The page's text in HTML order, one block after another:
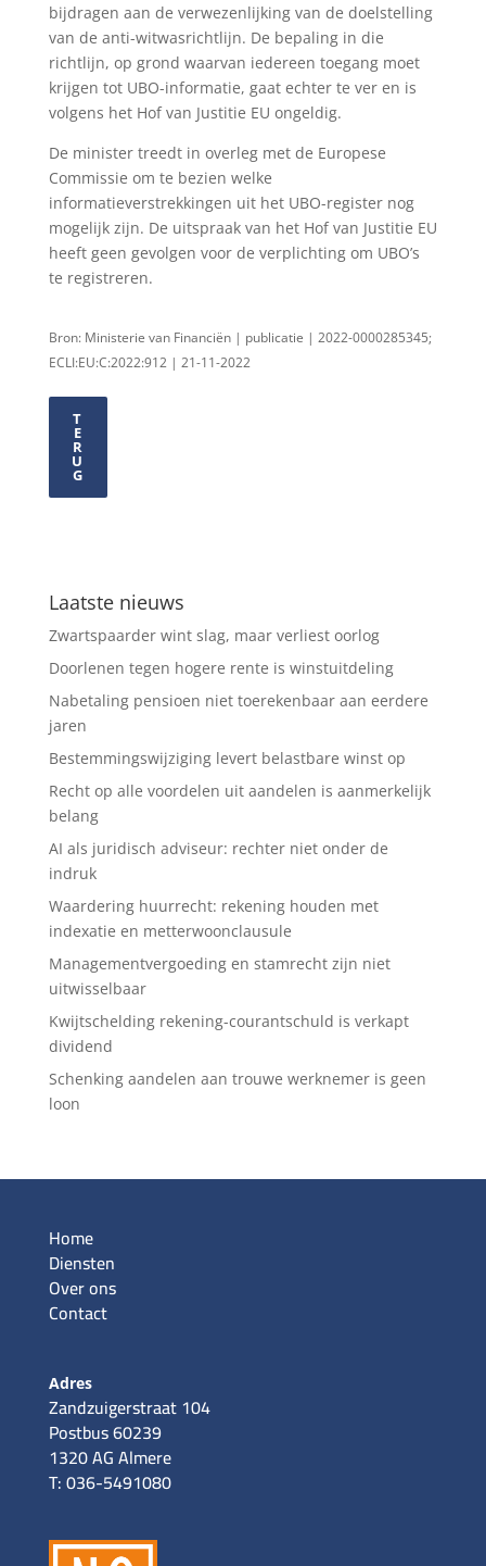
bijdragen aan de verwezenlijking van de doelstelling
van de anti-witwasrichtlijn. De bepaling in die
richtlijn, op grond waarvan iedereen toegang moet
krijgen tot UBO-informatie, gaat echter te ver en is
volgens het Hof van Justitie EU ongeldig.
De minister treedt in overleg met de Europese
Commissie om te bezien welke
informatieverstrekkingen uit het UBO-register nog
mogelijk zijn. De uitspraak van het Hof van Justitie EU
heeft geen gevolgen voor de verplichting om UBO’s
te registreren.
Bron: Ministerie van Financiën | publicatie | 2022-0000285345;
ECLI:EU:C:2022:912 | 21-11-2022
T
E
R
U
G
Laatste nieuws
Zwartspaarder wint slag, maar verliest oorlog
Doorlenen tegen hogere rente is winstuitdeling
Nabetaling pensioen niet toerekenbaar aan eerdere
jaren
Bestemmingswijziging levert belastbare winst op
Recht op alle voordelen uit aandelen is aanmerkelijk
belang
AI als juridisch adviseur: rechter niet onder de
indruk
Waardering huurrecht: rekening houden met
indexatie en metterwoonclausule
Managementvergoeding en stamrecht zijn niet
uitwisselbaar
Kwijtschelding rekening-courantschuld is verkapt
dividend
Schenking aandelen aan trouwe werknemer is geen
loon
Home
Diensten
Over ons
Contact
Adres
Zandzuigerstraat 104
Postbus 60239
1320 AG Almere
T: 036-5491080